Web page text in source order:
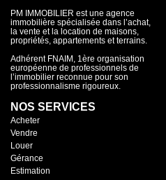
PM IMMOBILIER est une agence
immobilière spécialisée dans l’achat,
la vente et la location de maisons,
propriétés, appartements et terrains.
Adhérent FNAIM, 1ère organisation
européenne de professionnels de
l’immobilier reconnue pour son
professionnalisme rigoureux.
NOS SERVICES
Acheter
Vendre
Louer
Gérance
Estimation